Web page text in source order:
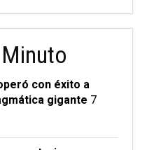
con éxito a
gigante 7